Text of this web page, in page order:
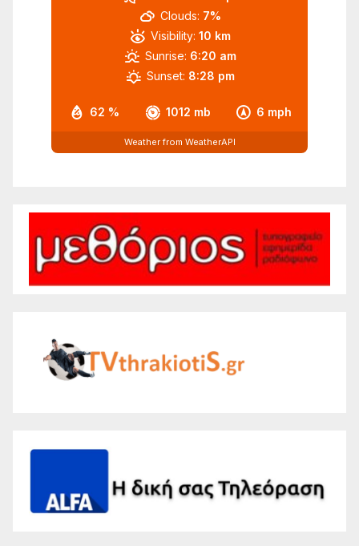
62 % 1012 mb 6 mph
Clouds: 7%
Visibility: 10 km
Sunrise: 6:20 am
Sunset: 8:28 pm
Weather from WeatherAPI